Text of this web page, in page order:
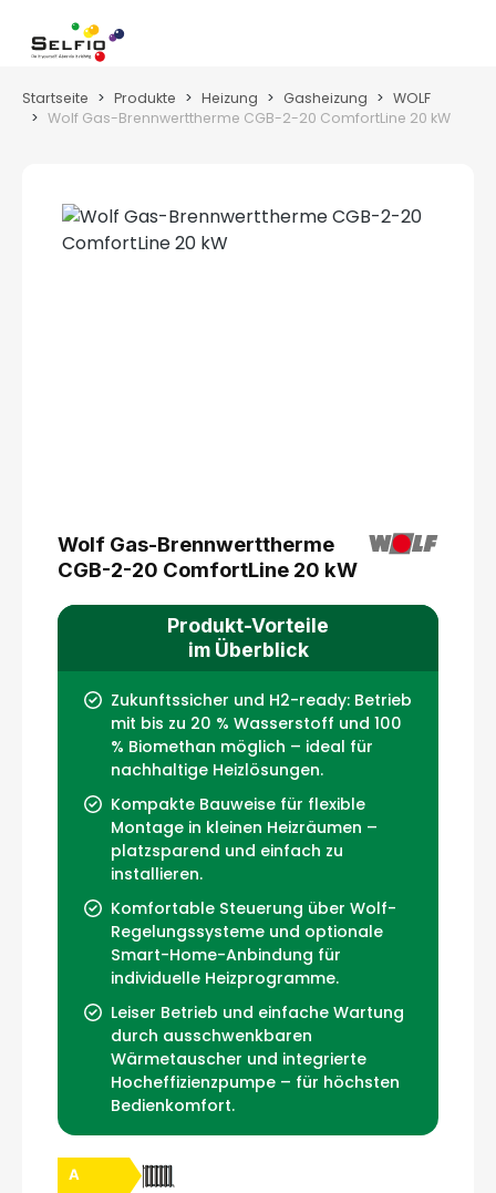
Zum Hauptinhalt springen
Startseite Produkte Heizung Gasheizung
WOLF
Wolf Gas-Brennwerttherme CGB-2-20 ComfortLine 20 kW
Wolf Gas-Brennwerttherme
CGB-2-20 ComfortLine 20 kW
Produkt-Vorteile
im Überblick
Zukunftssicher und H2-ready: Betrieb
mit bis zu 20 % Wasserstoff und 100
% Biomethan möglich – ideal für
nachhaltige Heizlösungen.
Kompakte Bauweise für flexible
Montage in kleinen Heizräumen –
platzsparend und einfach zu
installieren.
Komfortable Steuerung über Wolf-
Regelungssysteme und optionale
Smart-Home-Anbindung für
individuelle Heizprogramme.
Leiser Betrieb und einfache Wartung
durch ausschwenkbaren
Wärmetauscher und integrierte
Hocheffizienzpumpe – für höchsten
Bedienkomfort.
A